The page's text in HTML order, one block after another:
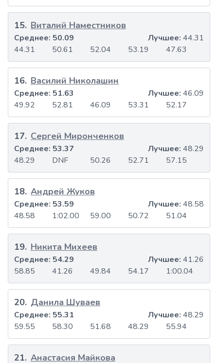
15. Виталий Наместников
44.31 50.61 52.04 53.19 47.63
Среднее: 50.09 Лучшее: 44.31
16. Василий Николашин
49.92 52.81 46.09 53.31 52.17
Среднее: 51.63 Лучшее: 46.09
17. Сергей Миронченков
48.29 DNF 50.26 52.71 57.15
Среднее: 53.37 Лучшее: 48.29
18. Андрей Жуков
48.58 1:02.00 59.00 50.72 51.04
Среднее: 53.59 Лучшее: 48.58
19. Никита Михеев
58.85 41.26 49.84 54.17 1:00.04
Среднее: 54.29 Лучшее: 41.26
20. Данила Шуваев
59.55 58.30 51.68 48.29 55.94
Среднее: 55.31 Лучшее: 48.29
21. Анастасия Майкова